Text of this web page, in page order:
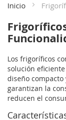
Inicio
Los frigoríficos
solución
diseño
garantizan la
reducen el